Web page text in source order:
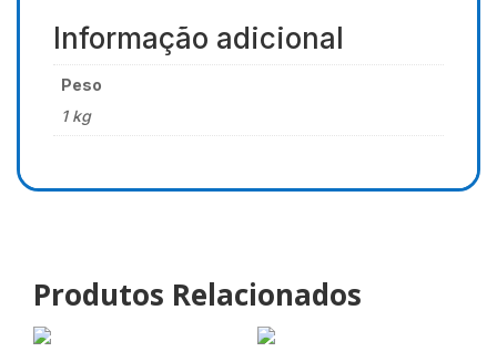
Informação adicional
Peso
1 kg
Produtos Relacionados